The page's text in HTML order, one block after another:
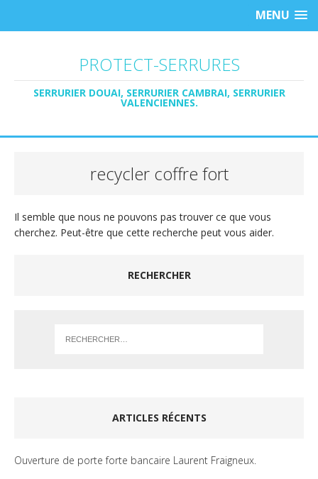
MENU
PROTECT-SERRURES
SERRURIER DOUAI, SERRURIER CAMBRAI, SERRURIER
VALENCIENNES.
recycler coffre fort
Il semble que nous ne pouvons pas trouver ce que vous
cherchez. Peut-être que cette recherche peut vous aider.
RECHERCHER
ARTICLES RÉCENTS
Ouverture de porte forte bancaire Laurent Fraigneux.